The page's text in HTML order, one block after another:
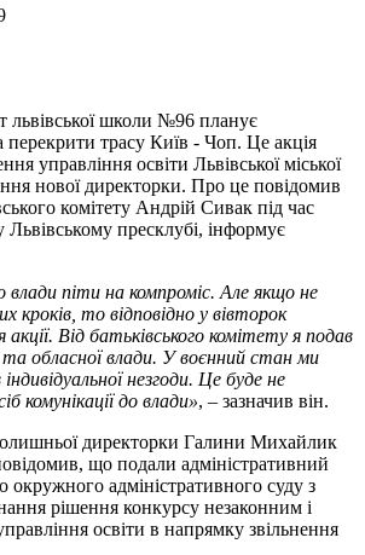
львівської школи №96 планує
перекрити трасу Київ - Чоп. Це акція
управління освіти Львівської міської
нової директорки. Про це повідомив
комітету Андрій Сивак під час
Львівському пресклубі, інформує
піти на компроміс. Але якщо не
кроків, то відповідно у вівторок
Від батьківського комітету я подав
та обласної влади. У воєнний стан ми
незгоди. Це буде не
комунікації до влади», – зазначив він.
директорки Галини Михайлик
що подали адміністративний
окружного адміністративного суду з
рішення конкурсу незаконним і
освіти в напрямку звільнення